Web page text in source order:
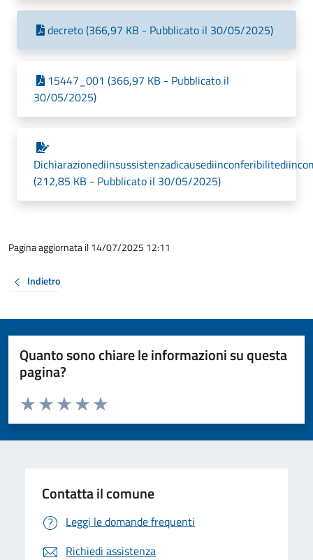
decreto (366,97 KB - Pubblicato il 30/05/2025)
15447_001 (366,97 KB - Pubblicato il
30/05/2025)
(212,85 KB - Pubblicato il 30/05/2025)
Pagina aggiornata il 14/07/2025 12:11
Indietro
Quanto sono chiare le informazioni su questa
pagina?
Valuta da 1 a 5 stelle la pagina
Valuta 5 stelle su 5
Valuta 4 stelle su 5
Valuta 3 stelle su 5
Valuta 2 stelle su 5
Valuta 1 stelle su 5
Contatta il comune
Leggi le domande frequenti
Richiedi assistenza